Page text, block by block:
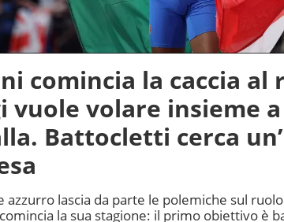
comincia la caccia al
vuole volare insieme
Battocletti cerca
azzurro lascia da parte le polemiche sul
la sua stagione: il primo obiettivo è